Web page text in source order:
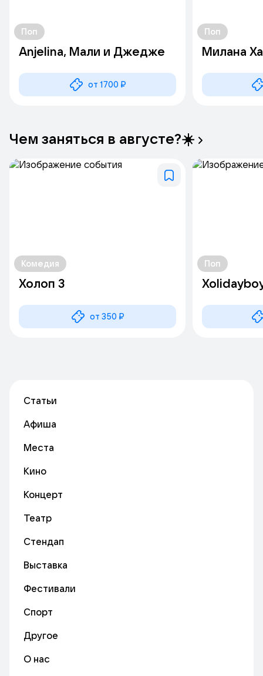
Поп
Anjelina, Мали и Джедже
от 1700 ₽
Поп
Милана
Чем заняться в августе?☀️
Комедия
Холоп 3
от 350 ₽
Поп
Статьи
Афиша
Места
Кино
Концерт
Театр
Стендап
Выставка
Фестивали
Спорт
Другое
О нас